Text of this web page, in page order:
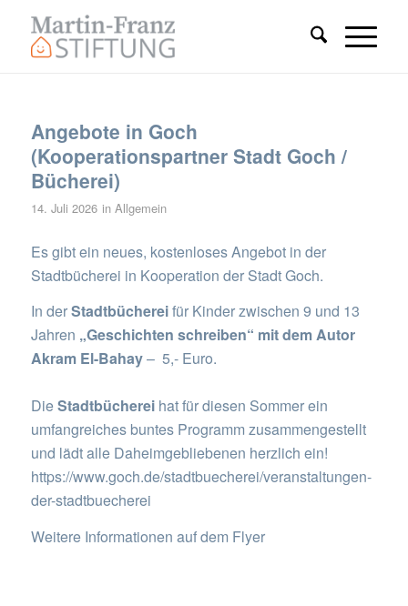
Angebote in Goch
(Kooperationspartner Stadt Goch /
Bücherei)
14. Juli 2026 in Allgemein
Es gibt ein neues, kostenloses Angebot in der
Stadtbücherei in Kooperation der Stadt Goch.
In derStadtbüchereifür Kinder zwischen 9 und 13
Jahren „Geschichten schreiben“ mit dem Autor
Akram El-Bahay– 5,- Euro.
DieStadtbüchereihat für diesen Sommer ein
umfangreiches buntes Programm zusammengestellt
und lädt alle Daheimgebliebenen herzlich ein!
https://www.goch.de/stadtbuecherei/veranstaltungen-
der-stadtbuecherei
Weitere Informationen auf dem Flyer